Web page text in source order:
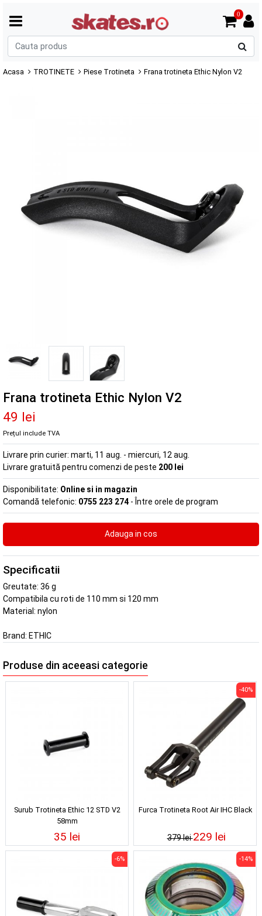
0
Acasa TROTINETE Piese Trotineta Frana trotineta Ethic Nylon V2
Frana trotineta Ethic Nylon V2
49 lei
Prețul include TVA
Livrare prin curier: marti, 11 aug. - miercuri, 12 aug.
Livrare gratuită pentru comenzi de peste 200 lei
Disponibilitate: Online si in magazin
Comandă telefonic: 0755 223 274 - Între orele de program
Specificatii
Greutate: 36 g
Compatibila cu roti de 110 mm si 120 mm
Material: nylon
Brand: ETHIC
Produse din aceeasi categorie
Surub Trotineta Ethic 12 STD V2
58mm
35 lei
Furca Trotineta Root Air IHC Black
379 lei
-40%
229 lei
-6% -14%